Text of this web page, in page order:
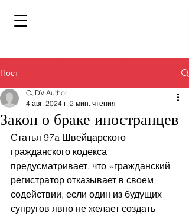
Пост
Закон о браке иностранцев
CJDV Author
4 авг. 2024 г. 2 мин. чтения
Статья 97a Швейцарского
гражданского кодекса
предусматривает, что «гражданский
регистратор отказывает в своем
содействии, если один из будущих
супругов явно не желает создать